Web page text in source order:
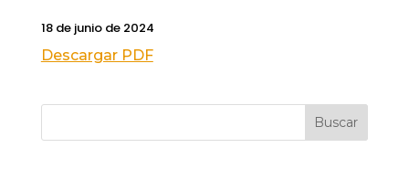
18 de junio de 2024
Descargar PDF